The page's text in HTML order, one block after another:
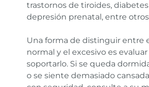
trastornos de tiroides,
depresión prenatal, entre
Una forma de distinguir entre
normal y el excesivo es
soportarlo. Si se queda
o se siente demasiado